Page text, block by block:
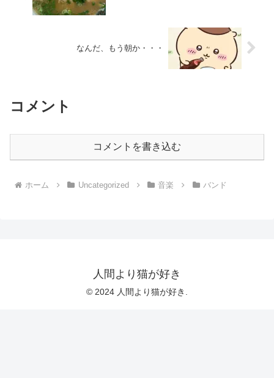
なんだ、もう朝か・・・
コメント
コメントを書き込む
ホーム Uncategorized 音楽 バンド
人間より猫が好き
© 2024 人間より猫が好き.